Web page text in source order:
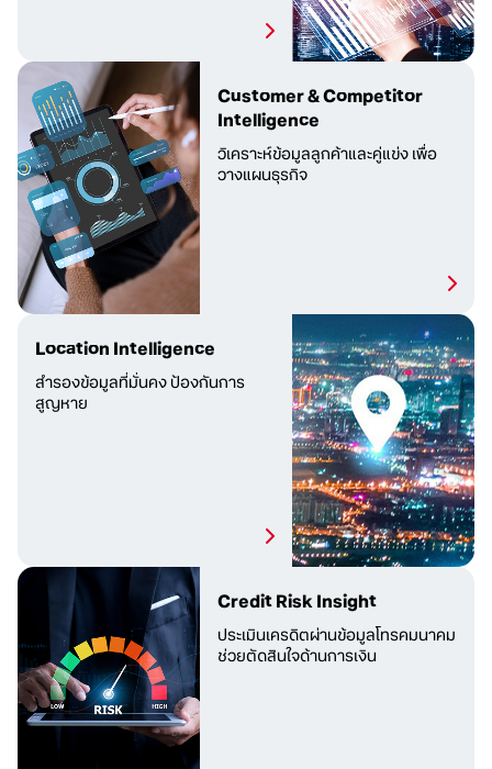
Customer & Competitor
Intelligence
วิเคราะห์ข้อมูลลูกค้าและคู่แข่งเพื่อ
วางแผนธุรกิจ
Location Intelligence
สำรองข้อมูลที่มั่นคง ป้องกันการ
สูญหาย
Credit Risk Insight
ประเมินเครดิตผ่านข้อมูลโทรคมนาคม
ช่วยตัดสินใจด้านการเงิน